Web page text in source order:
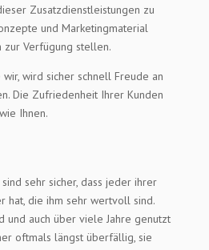
Zusatzdienstleistungen zu
und Marketingmaterial
zur Verfügung stellen.
wird sicher schnell Freude an
Die Zufriedenheit Ihrer Kunden
Ihnen.
sehr sicher, dass jeder ihrer
hat, die ihm sehr wertvoll sind.
und auch über viele Jahre genutzt
oftmals längst überfällig, sie